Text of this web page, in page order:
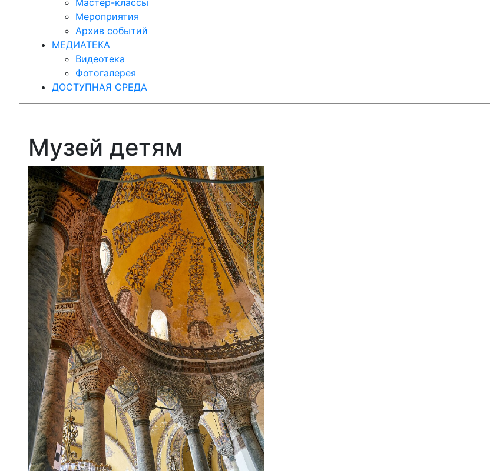
Мастер-классы
Мероприятия
Архив событий
МЕДИАТЕКА
Видеотека
Фотогалерея
ДОСТУПНАЯ СРЕДА
Музей детям